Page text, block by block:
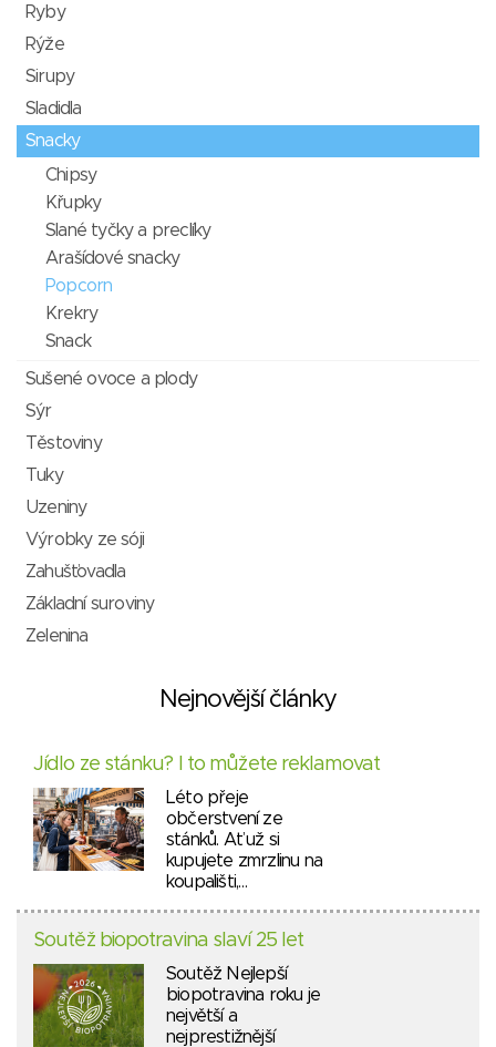
Ryby
Rýže
Sirupy
Sladidla
Snacky
Chipsy
Křupky
Slané tyčky a preclíky
Arašídové snacky
Popcorn
Krekry
Snack
Sušené ovoce a plody
Sýr
Těstoviny
Tuky
Uzeniny
Výrobky ze sóji
Zahušťovadla
Základní suroviny
Zelenina
Nejnovější články
Jídlo ze stánku? I to můžete reklamovat
Léto přeje
občerstvení ze
stánků. Ať už si
kupujete zmrzlinu na
koupališti,…
Soutěž biopotravina slaví 25 let
Soutěž Nejlepší
biopotravina roku je
největší a
nejprestižnější